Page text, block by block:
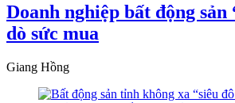
Doanh nghiệp bất động sản
dò sức mua
Giang Hồng